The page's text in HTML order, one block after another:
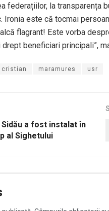
federațiilor, la transparența
Ironia este că tocmai
flagrant! Este vorba
beneficiari principali”,
cristian maramures usr
a fost instalat în
al Sighetului